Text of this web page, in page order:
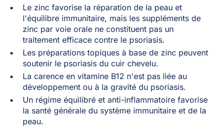
Le zinc favorise la réparation de la peau et
l'équilibre immunitaire, mais les suppléments de
zinc par voie orale ne constituent pas un
traitement efficace contre le psoriasis.
Les préparations topiques à base de zinc peuvent
soutenir le psoriasis du cuir chevelu.
La carence en vitamine B12 n'est pas liée au
développement ou à la gravité du psoriasis.
Un régime équilibré et anti-inflammatoire favorise
la santé générale du système immunitaire et de la
peau.